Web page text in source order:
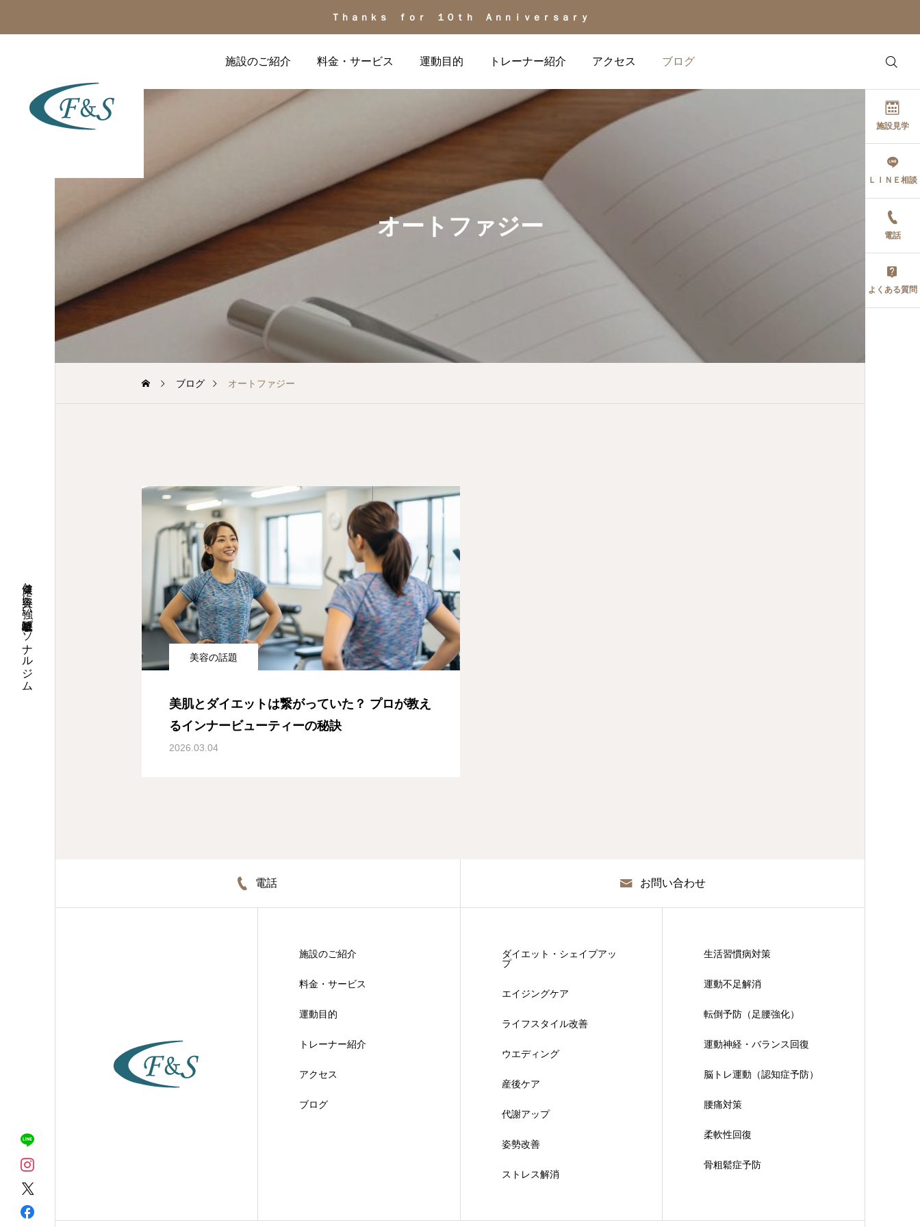
Ｔｈａｎｋｓ ｆｏｒ １０ｔｈ Ａｎｎｉｖｅｒｓａｒｙ
施設のご紹介 料金・サービス 運動目的 トレーナー紹介 アクセス ブログ
あの人気女優も実践！
「背中の筋肉」を鍛える
と顔のたるみが引き締ま
る科学的理由
2026.07.31
お客様の声（40代男性、
ダイエット/生活習慣病予
更年期の不調を運動でケ
欧米で大流行！「バイオ
の体質改善を叶える方法
健康と美容に強い岐阜駅近パーソナルジム
施設見学
ＬＩＮＥ相談
電話
よくある質問
オートファジー
ブログ オートファジー
美容の話題
美肌とダイエットは繋がっていた？ プロが教え
るインナービューティーの秘訣
2026.03.04
電話 お問い合わせ
施設のご紹介
料金・サービス
運動目的
トレーナー紹介
アクセス
ブログ
ダイエット・シェイプアッ
プ
エイジングケア
ライフスタイル改善
ウエディング
産後ケア
代謝アップ
姿勢改善
ストレス解消
生活習慣病対策
運動不足解消
転倒予防（足腰強化）
運動神経・バランス回復
脳トレ運動（認知症予防）
腰痛対策
柔軟性回復
骨粗鬆症予防